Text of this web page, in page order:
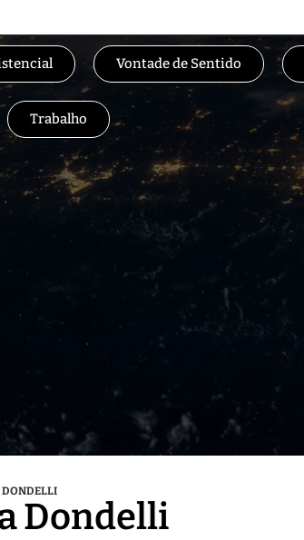
Vontade de Sentido
Trabalho
DONDELLI
Dondelli